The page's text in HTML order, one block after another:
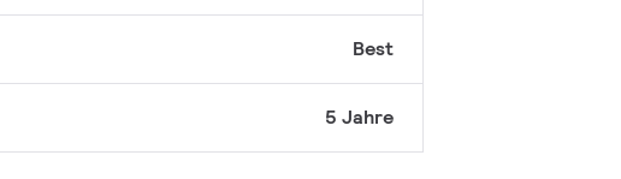
Best
5 Jahre